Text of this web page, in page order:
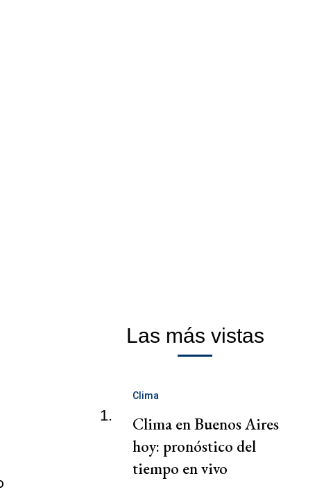
Las más vistas
1.
Clima
Clima en Buenos Aires
hoy: pronóstico del
tiempo en vivo